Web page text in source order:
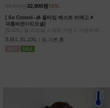
15%
32,900원
[ So Cooool~🧊 올타임 베스트 비에고 #
여름버전1/리오셀]
[S-2XL] 쿨 리오셀 소재로 가볍고 시원하게!
사이드 절개 쿨링 데님팬츠
S,M,L,XL,2XL / 숏,기본,롱